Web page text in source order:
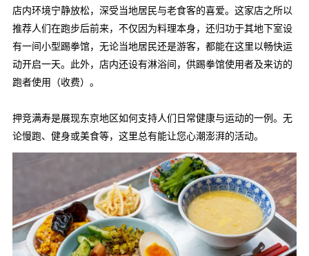
店内环境宁静放松，深受当地居民与老食客的喜爱。这家店之所以
推荐人们在跑步后前来，不仅因为料理本身，还归功于其地下室设
有一间小型踢拳馆，无论当地居民还是游客，都能在这里以畅快运
动开启一天。此外，店内还设有淋浴间，供踢拳馆使用者及来访的
跑者使用（收费）。
押竞满寿是展现东京地区如何支持人们日常健康与运动的一例。无
论慢跑、健身或美食等，这里总有能让您心潮澎湃的活动。